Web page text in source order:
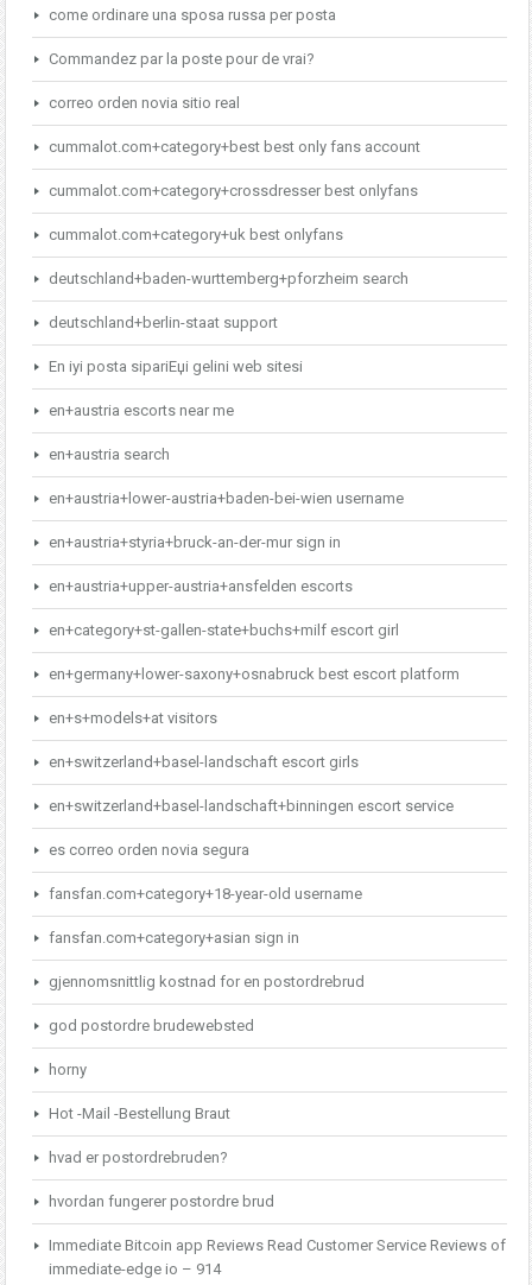
come ordinare una sposa russa per posta
Commandez par la poste pour de vrai?
correo orden novia sitio real
cummalot.com+category+best best only fans account
cummalot.com+category+crossdresser best onlyfans
cummalot.com+category+uk best onlyfans
deutschland+baden-wurttemberg+pforzheim search
deutschland+berlin-staat support
En iyi posta sipariЕџi gelini web sitesi
en+austria escorts near me
en+austria search
en+austria+lower-austria+baden-bei-wien username
en+austria+styria+bruck-an-der-mur sign in
en+austria+upper-austria+ansfelden escorts
en+category+st-gallen-state+buchs+milf escort girl
en+germany+lower-saxony+osnabruck best escort platform
en+s+models+at visitors
en+switzerland+basel-landschaft escort girls
en+switzerland+basel-landschaft+binningen escort service
es correo orden novia segura
fansfan.com+category+18-year-old username
fansfan.com+category+asian sign in
gjennomsnittlig kostnad for en postordrebrud
god postordre brudewebsted
horny
Hot -Mail -Bestellung Braut
hvad er postordrebruden?
hvordan fungerer postordre brud
Immediate Bitcoin app Reviews Read Customer Service Reviews of
immediate-edge io – 914